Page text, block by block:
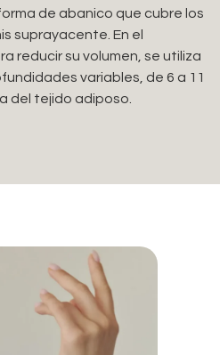
de abanico que cubre los
suprayacente. En el
reducir su volumen, se utiliza
variables, de 6 a 11
del tejido adiposo.